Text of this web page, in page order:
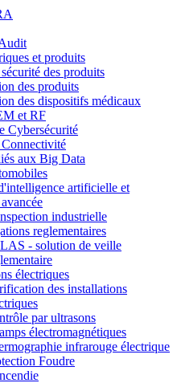
et produits
des produits
des produits
des dispositifs médicaux
et RF
Cybersécurité
Connectivité
aux Big Data
artificielle et
industrielle
reglementaires
- solution de veille
électriques
des installations
par ultrasons
électromagnétiques
infrarouge électrique
Foudre